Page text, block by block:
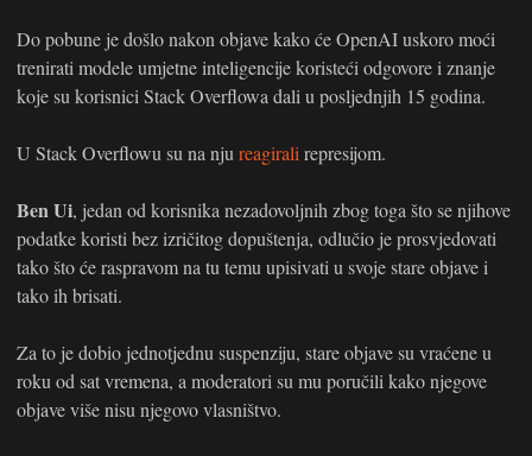
Do pobune je došlo nakon objave kako će OpenAI uskoro moći
trenirati modele umjetne inteligencije koristeći odgovore i znanje
koje su korisnici Stack Overflowa dali u posljednjih 15 godina.
U Stack Overflowu su na njureagiralirepresijom.
Ben Ui, jedan od korisnika nezadovoljnih zbog toga što se njihove
podatke koristi bez izričitog dopuštenja, odlučio je prosvjedovati
tako što će raspravom na tu temu upisivati u svoje stare objave i
tako ih brisati.
Za to je dobio jednotjednu suspenziju, stare objave su vraćene u
roku od sat vremena, a moderatori su mu poručili kako njegove
objave više nisu njegovo vlasništvo.